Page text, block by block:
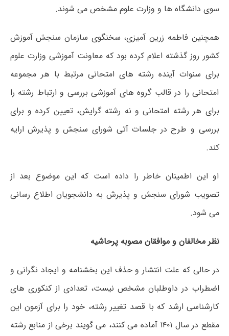
سوی دانشگاه ها و وزارت علوم مشخص می شوند.
همچنین فاطمه زرین آمیزی، سخنگوی سازمان سنجش آموزش
کشور روز گذشته اعلام کرده بود که معاونت آموزشی وزارت علوم
برای سنوات آینده رشته های امتحانی مرتبط با هر مجموعه
امتحانی را در قالب گروه های آموزشی بررسی و ارتباط رشته را
برای هر رشته امتحانی و نه رشته گرایش، تعیین کرده و برای
بررسی و طرح در جلسات آتی شورای سنجش و پذیرش ارایه
کند.
او این اطمینان خاطر را داده است که این موضوع بعد از
تصویب شورای سنجش و پذیرش به دانشجویان اطلاع رسانی
می شود.
نظر مخالفان و موافقان مصوبه پرحاشیه
در حالی که علت انتشار و حذف این بخشنامه و ایجاد نگرانی و
اضطراب در داوطلبان مشخص نیست، تعدادی از کنکوری های
کارشناسی ارشد که با قصد تغییر رشته، خود را برای آزمون این
مقطع در سال ۱۴۰۱ آماده می کنند، می گویند برخی از منابع رشته